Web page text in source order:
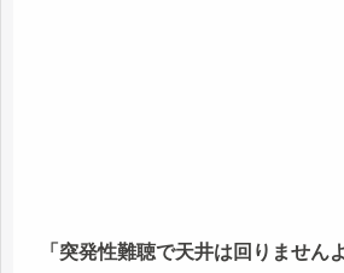
「突発性難聴で天井は回りませんよ